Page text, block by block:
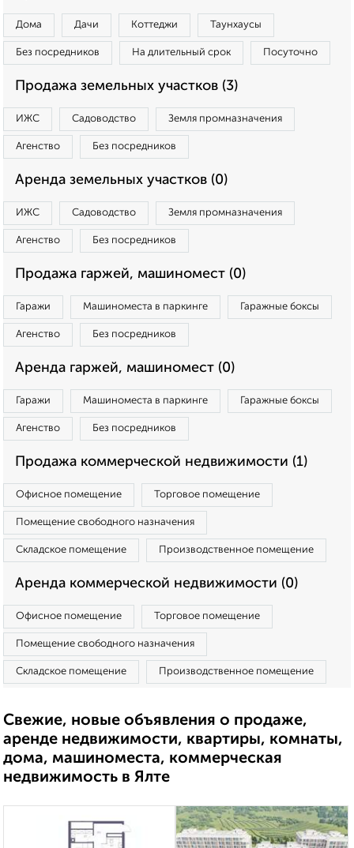
Дома Дачи Коттеджи Таунхаусы
Без посредников На длительный срок Посуточно
Продажа земельных участков (3)
ИЖС Садоводство Земля промназначения
Агенство Без посредников
Аренда земельных участков (0)
ИЖС Садоводство Земля промназначения
Агенство Без посредников
Продажа гаржей, машиномест (0)
Гаражи Машиноместа в паркинге Гаражные боксы
Агенство Без посредников
Аренда гаржей, машиномест (0)
Гаражи Машиноместа в паркинге Гаражные боксы
Агенство Без посредников
Продажа коммерческой недвижимости (1)
Офисное помещение Торговое помещение
Помещение свободного назначения
Складское помещение Производственное помещение
Аренда коммерческой недвижимости (0)
Офисное помещение Торговое помещение
Помещение свободного назначения
Складское помещение Производственное помещение
Свежие, новые объявления о продаже,
аренде недвижимости, квартиры, комнаты,
дома, машиноместа, коммерческая
недвижимость в Ялте